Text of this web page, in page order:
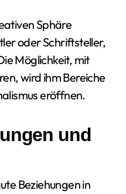
Sphäre
oder Schriftsteller,
Möglichkeit, mit
wird ihm Bereiche
eröffnen.
und
Beziehungen in